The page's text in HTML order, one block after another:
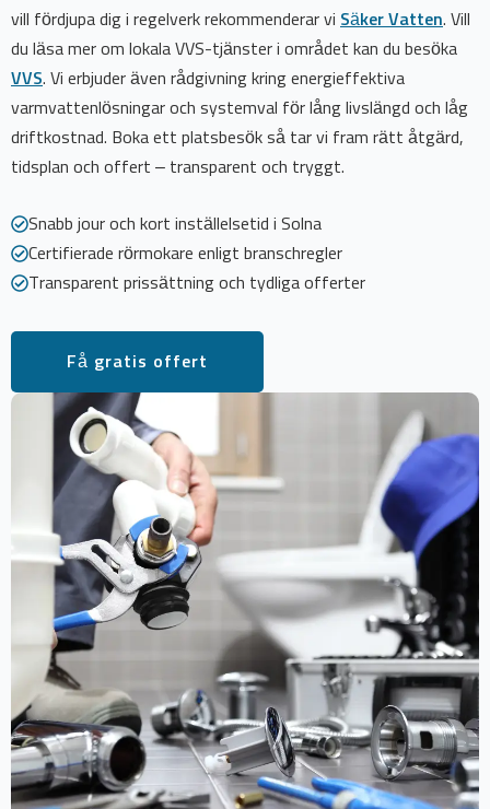
vill fördjupa dig i regelverk rekommenderar vi Säker Vatten. Vill
du läsa mer om lokala VVS-tjänster i området kan du besöka
VVS. Vi erbjuder även rådgivning kring energieffektiva
varmvattenlösningar och systemval för lång livslängd och låg
driftkostnad. Boka ett platsbesök så tar vi fram rätt åtgärd,
tidsplan och offert – transparent och tryggt.
Snabb jour och kort inställelsetid i Solna
Certifierade rörmokare enligt branschregler
Transparent prissättning och tydliga offerter
Få gratis offert